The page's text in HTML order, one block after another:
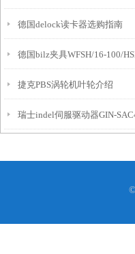
德国delock读卡器选购指南
德国bilz夹具WFSH/16-100/
捷克PBS涡轮机叶轮介绍
瑞士indel伺服驱动器GIN-